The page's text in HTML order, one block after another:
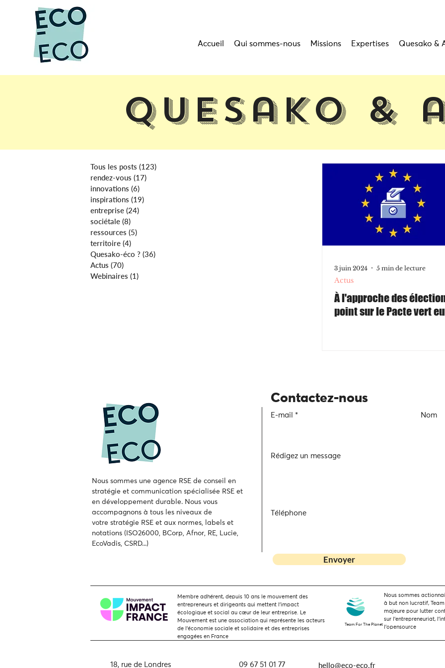
Accueil Qui sommes-nous Missions Expertises Quesako &
Quesako &
Tous les posts (123)
rendez-vous (17)
innovations (6)
inspirations (19)
entreprise (24)
sociétale (8)
ressources (5)
territoire (4)
Quesako-éco ? (36)
Actus (70)
Webinaires (1)
3 juin 2024 5 min de lecture
Actus
À l'approche des
point sur le Pacte vert
Nous sommes une agence RSE de conseil en
stratégie et communication spécialisée RSE et
en développement durable. Nous vous
accompagnons à tous les niveaux de
votrestratégie RSE et aux normes, labels et
notations (ISO26000, BCorp, Afnor, RE, Lucie,
EcoVadis, CSRD...)
Contactez-nous
E-mail Nom
Rédigez un message
Téléphone
Envoyer
Membre adhérent, depuis 10 ans le mouvement des
entrepreneurs et dirigeants qui mettent l’impact
écologique et social au cœur de leur entreprise. Le
Mouvement est une association qui représente les acteurs
de l'économie sociale et solidaire et des entreprises
engagées en France
Nous sommes
à but non lucratif,
majeure pour lutter
sur l'entrepreneuriat,
l'opensource
Team For The Planet
18, rue de Londres 09 67 51 01 77 hello@eco-eco.fr